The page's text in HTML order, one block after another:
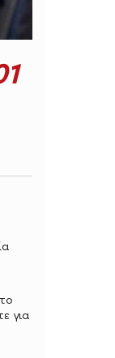
για